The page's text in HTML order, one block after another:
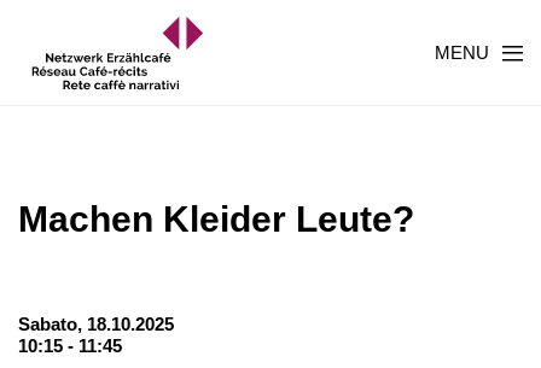
MENU
Machen Kleider Leute?
Sabato, 18.10.2025
10:15 - 11:45